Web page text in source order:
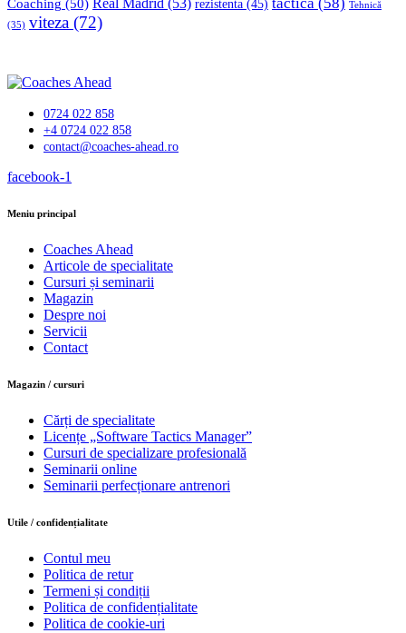
Coaching (50) Real Madrid (53) rezistenta (45)
Tehnică
(35) viteza (72)
0724 022 858
+4 0724 022 858
contact@coaches-ahead.ro
facebook-1
Meniu principal
Coaches Ahead
Articole de specialitate
Cursuri și seminarii
Magazin
Despre noi
Servicii
Contact
Magazin / cursuri
Cărți de specialitate
Licențe „Software Tactics Manager”
Cursuri de specializare profesională
Seminarii online
Seminarii perfecționare antrenori
Utile / confidențialitate
Contul meu
Politica de retur
Termeni și condiții
Politica de confidențialitate
Politica de cookie-uri